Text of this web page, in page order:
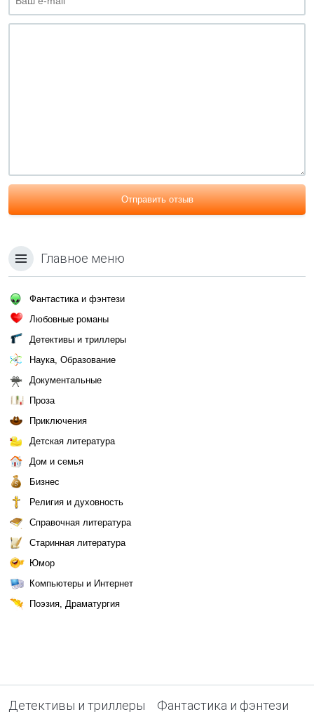
Отправить отзыв
Главное меню
Фантастика и фэнтези
Любовные романы
Детективы и триллеры
Наука, Образование
Документальные
Проза
Приключения
Детская литература
Дом и семья
Бизнес
Религия и духовность
Справочная литература
Старинная литература
Юмор
Компьютеры и Интернет
Поэзия, Драматургия
Детективы и триллеры Фантастика и фэнтези